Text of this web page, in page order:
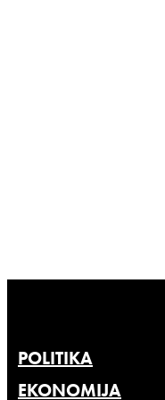
POLITIKA
EKONOMIJA